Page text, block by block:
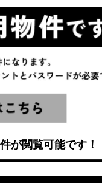
が閲覧可能です！